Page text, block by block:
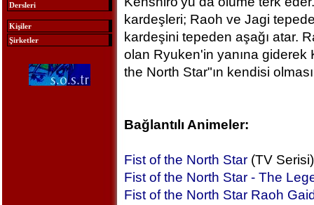
Dersleri
Kişiler
Şirketler
kardeşleri; Raoh ve Jagi
kardeşini tepeden aşağı atar.
olan Ryuken'in yanına
the North Star"ın kendisi
Bağlantılı Animeler:
Fist of the North Star(TV
Fist of the North Star - The
Fist of the North Star Raoh